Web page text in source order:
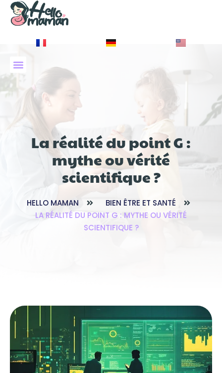
La réalité du point G :
mythe ou vérité
scientifique ?
HELLO MAMAN
BIEN ÊTRE ET SANTÉ
LA RÉALITÉ DU POINT G : MYTHE OU VÉRITÉ
SCIENTIFIQUE ?